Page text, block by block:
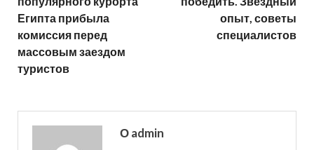
Египта прибыла
комиссия перед
массовым заездом
туристов
опыт, советы
специалистов
О admin